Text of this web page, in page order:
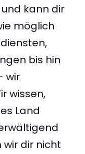
kann dir
möglich
bis hin
wir
wissen,
Land
wir dir nicht